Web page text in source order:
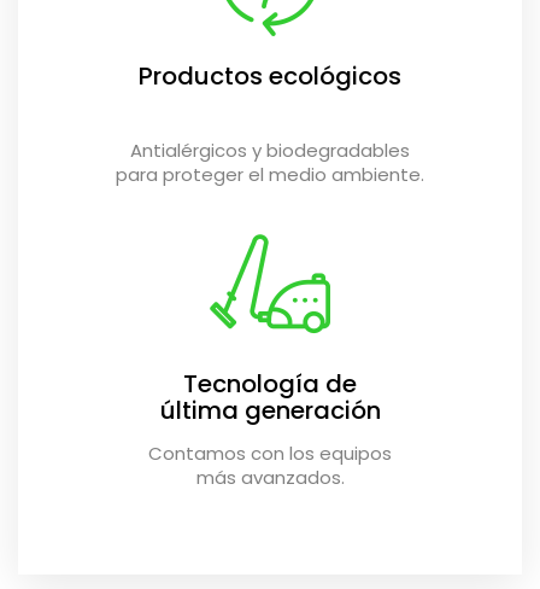
Productos ecológicos
Antialérgicos y biodegradables
para proteger el medio ambiente.
Tecnología de
última generación
Contamos con los equipos
más avanzados.